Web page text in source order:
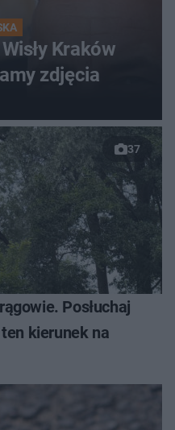
Kraków
zdjęcia
37
Posłuchaj
kierunek na